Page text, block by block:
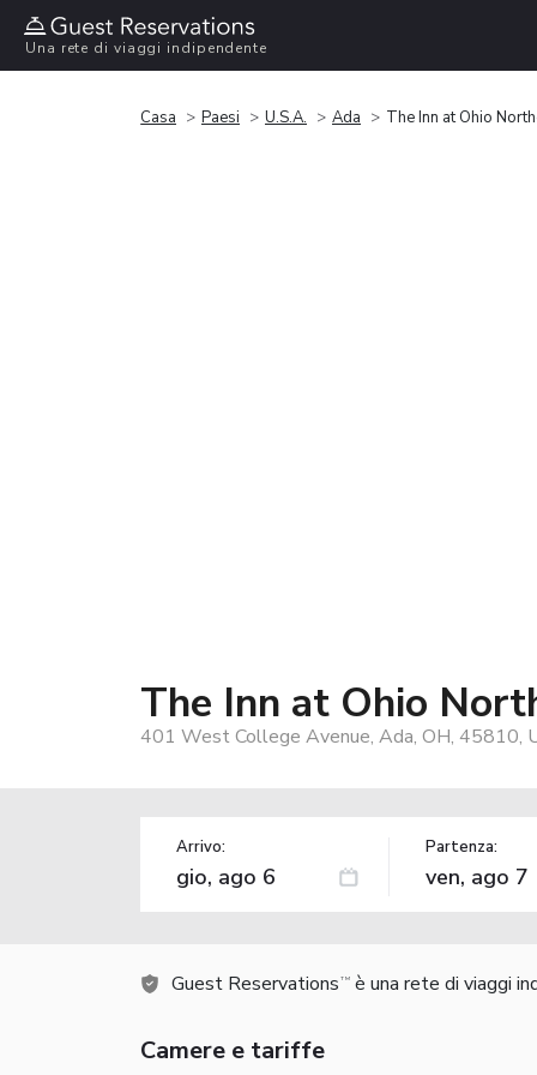
Una rete di viaggi indipendente
Casa Paesi U.S.A. Ada The Inn at Ohio
The Inn at Ohio
401 West College Avenue, Ada, OH, 45810,
Arrivo: Partenza:
Guest Reservations TM è una rete di viaggi
Camere e tariffe